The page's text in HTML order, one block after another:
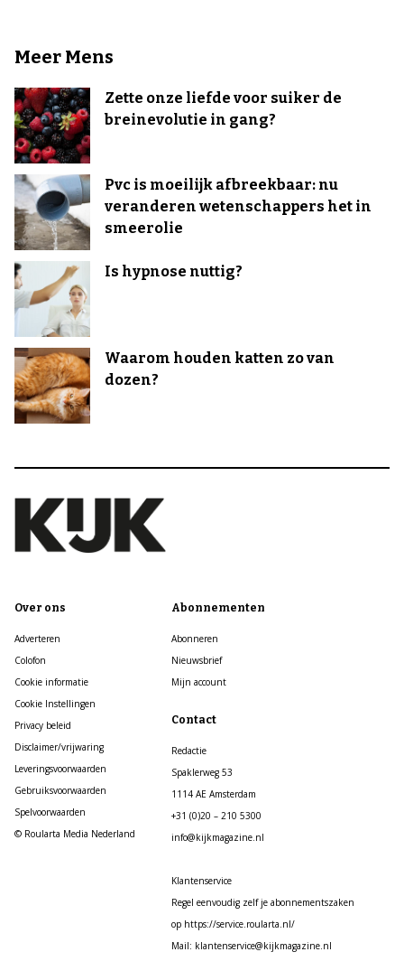
Meer Mens
Zette onze liefde voor suiker de
breinevolutie in gang?
Pvc is moeilijk afbreekbaar: nu
veranderen wetenschappers het in
smeerolie
Is hypnose nuttig?
Waarom houden katten zo van
dozen?
Over ons
Adverteren
Colofon
Cookie informatie
Cookie Instellingen
Privacy beleid
Disclaimer/vrijwaring
Leveringsvoorwaarden
Gebruiksvoorwaarden
Spelvoorwaarden
© Roularta Media Nederland
Abonnementen
Abonneren
Nieuwsbrief
Mijn account
Contact
Redactie
Spaklerweg 53
1114 AE Amsterdam
+31 (0)20 – 210 5300
info@kijkmagazine.nl
Klantenservice
Regel eenvoudig zelf je abonnementszaken
op https://service.roularta.nl/
Mail: klantenservice@kijkmagazine.nl